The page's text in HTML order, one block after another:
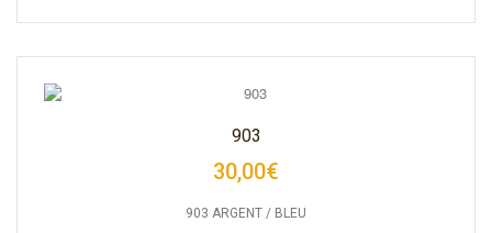
903
30,00€
903 ARGENT / BLEU